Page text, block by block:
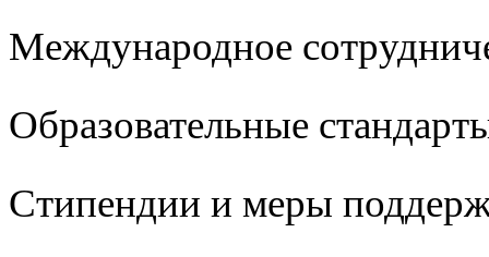
Международное
Образовательные
Стипендии и меры